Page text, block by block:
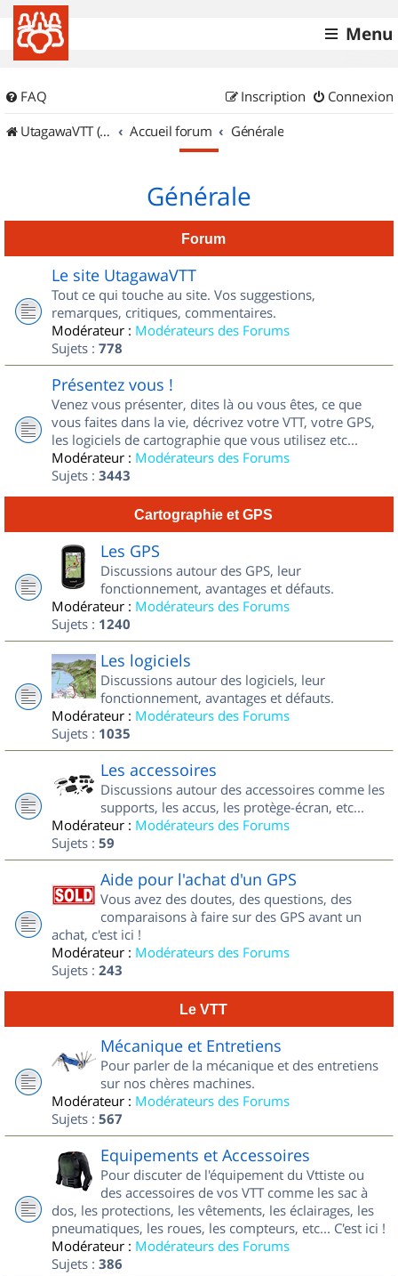
Menu
FAQ Connexion
Inscription
UtagawaVTT (Randos VTT et VTTAE avec traces GPS)
Accueil forum Générale
Générale
Forum
Le site UtagawaVTT
Tout ce qui touche au site. Vos suggestions,
remarques, critiques, commentaires.
Modérateur : Modérateurs des Forums
Sujets : 778
Présentez vous !
Venez vous présenter, dites là ou vous êtes, ce que
vous faites dans la vie, décrivez votre VTT, votre GPS,
les logiciels de cartographie que vous utilisez etc...
Modérateur : Modérateurs des Forums
Sujets : 3443
Cartographie et GPS
Les GPS
Discussions autour des GPS, leur
fonctionnement, avantages et défauts.
Modérateur : Modérateurs des Forums
Sujets : 1240
Les logiciels
Discussions autour des logiciels, leur
fonctionnement, avantages et défauts.
Modérateur : Modérateurs des Forums
Sujets : 1035
Les accessoires
Discussions autour des accessoires comme les
supports, les accus, les protège-écran, etc...
Modérateur : Modérateurs des Forums
Sujets : 59
Aide pour l'achat d'un GPS
Vous avez des doutes, des questions, des
comparaisons à faire sur des GPS avant un
achat, c'est ici !
Modérateur : Modérateurs des Forums
Sujets : 243
Le VTT
Mécanique et Entretiens
Pour parler de la mécanique et des entretiens
sur nos chères machines.
Modérateur : Modérateurs des Forums
Sujets : 567
Equipements et Accessoires
Pour discuter de l'équipement du Vttiste ou
des accessoires de vos VTT comme les sac à
dos, les protections, les vêtements, les éclairages, les
pneumatiques, les roues, les compteurs, etc... C'est ici !
Modérateur : Modérateurs des Forums
Sujets : 386